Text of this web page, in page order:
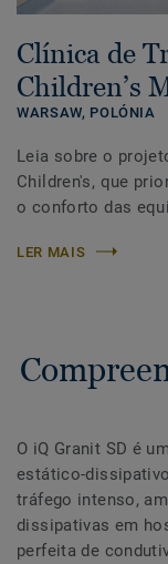
Clínica de
Children’s
WARSAW, POLÓNIA
Leia sobre o
Children's, que
o conforto das
LER MAIS
O iQ Granit SD é
estático-
tráfego intenso,
dissipativas em
perfeita de